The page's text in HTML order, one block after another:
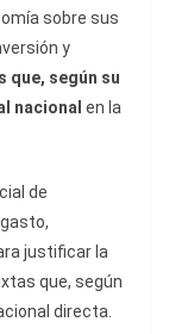
sobre sus
y
que, según su
nacional en la
de
justificar la
que, según
directa.